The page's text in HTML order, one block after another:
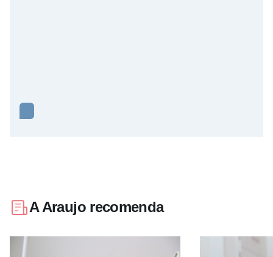
A Araujo recomenda